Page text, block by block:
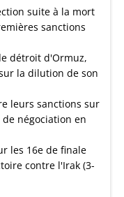
suite à la mort
sanctions
détroit d'Ormuz,
la dilution de son
leurs sanctions sur
négociation en
les 16e de finale
contre l'Irak (3-